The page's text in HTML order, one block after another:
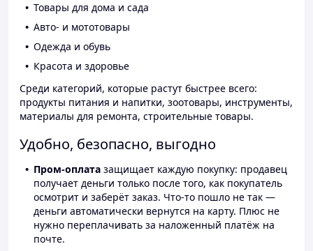
Товары для дома и сада
Авто- и мототовары
Одежда и обувь
Красота и здоровье
Среди категорий, которые растут быстрее всего:
продукты питания и напитки, зоотовары, инструменты,
материалы для ремонта, строительные товары.
Удобно, безопасно, выгодно
Пром-оплата защищает каждую покупку: продавец
получает деньги только после того, как покупатель
осмотрит и заберёт заказ. Что-то пошло не так —
деньги автоматически вернутся на карту. Плюс не
нужно переплачивать за наложенный платёж на
почте.